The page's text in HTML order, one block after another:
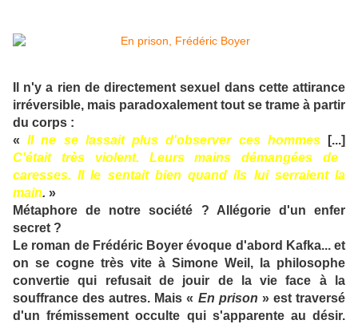
Il n'y a rien de directement sexuel dans cette attirance
irréversible, mais paradoxalement tout se trame à partir
du corps :
«Il ne se lassait plus d'observer ces hommes
[...]
C'était très violent. Leurs mains démangées de
caresses. Il le sentait bien quand ils lui serraient la
main. »
Métaphore de notre société ? Allégorie d'un enfer
secret ?
Le roman de Frédéric Boyer évoque d'abord Kafka... et
on se cogne très vite à Simone Weil, la philosophe
convertie qui refusait de jouir de la vie face à la
souffrance des autres. Mais « En prison » est traversé
d'un frémissement occulte qui s'apparente au désir.